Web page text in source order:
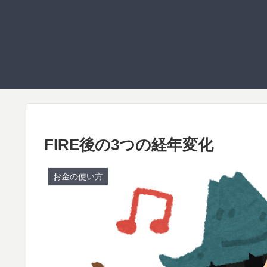
FIRE後の3つの経年変化
お金の使い方